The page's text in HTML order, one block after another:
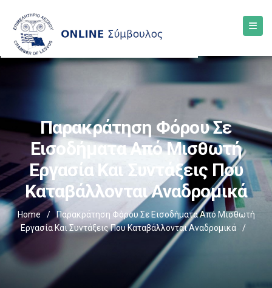
Παρακράτηση Φόρου Σε
Εισοδήματα Από Μισθωτή
Εργασία Και Συντάξεις Που
Καταβάλλονται Αναδρομικά
Home /
Παρακράτηση Φόρου Σε Εισοδήματα Από Μισθωτή
Εργασία Και Συντάξεις Που Καταβάλλονται Αναδρομικά
/